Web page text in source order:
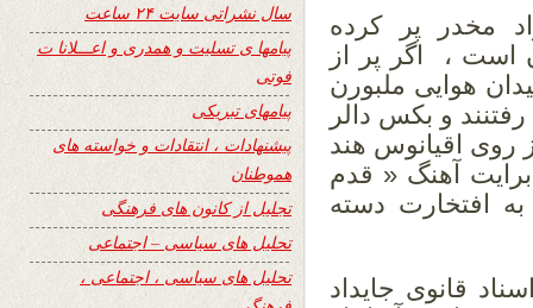
مخدر پر کرده
است ، اگر پر از
هوایی ملبورن
و بکس دالر
روی اقیانوس هند
آهنگ « قدم
افتخارت دسته
قانوی جایداد
سال نشراتی سایت ۲۴ ساعت
پیامها ی تسلیت و همدری و اعـــلانا ت
فوتی
پیامهای تبریکی
پیشنهادات ، انتقادات و خواسته های
هموطنان
تجلیل از کانون های فرهنگی
تحلیل های سیاسی – اجتماعی
تحلیل های سیاسی ، اجتماعی ،